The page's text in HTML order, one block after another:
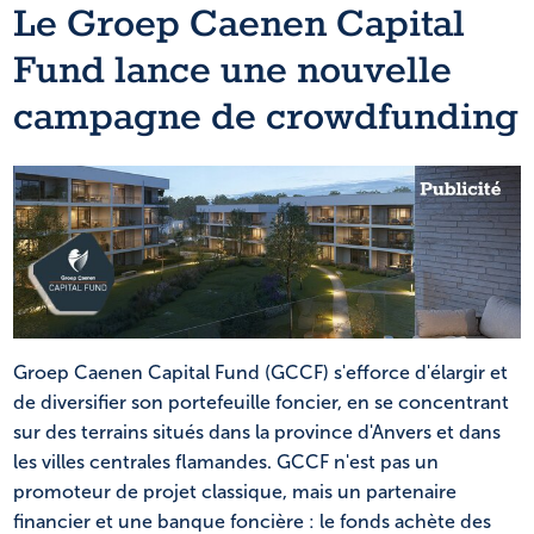
Se connecter
NL FR
Le Groep Caenen Capital
Fund lance une nouvelle
campagne de crowdfunding
Groep Caenen Capital Fund (GCCF) s'efforce d'élargir et
de diversifier son portefeuille foncier, en se concentrant
sur des terrains situés dans la province d'Anvers et dans
les villes centrales flamandes. GCCF n'est pas un
promoteur de projet classique, mais un partenaire
financier et une banque foncière : le fonds achète des